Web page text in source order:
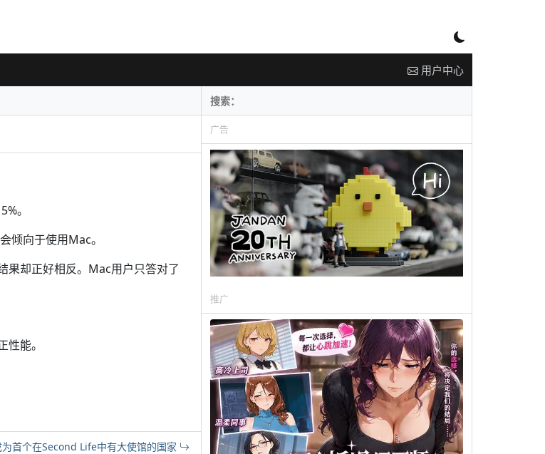
用户中心
。
倾向于使用Mac。
果却正好相反。Mac用户只答对了
能。
首个在Second Life中有大使馆的国家
广告
推广